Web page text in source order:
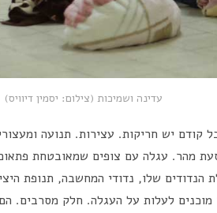
עדינה ושמיכות (צילום: יסמין דיוויס)
קודם יש חריקות. עצירות. תנועה
מהר. עגלה עם צופים שמאובטחת
הנדודים שלו, נדודי המחשבה, תנופת
מוכנים לעלות על העגלה. חלק מסרבים.